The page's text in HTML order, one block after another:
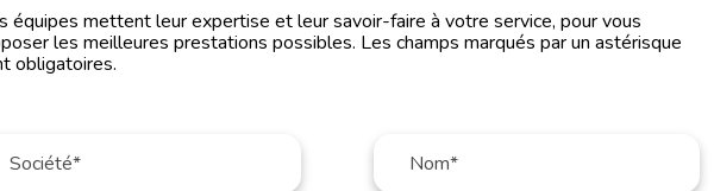
équipes mettent leur expertise et leur savoir-faire à votre service, pour vous
les meilleures prestations possibles. Les champs marqués par un astérisque
obligatoires.